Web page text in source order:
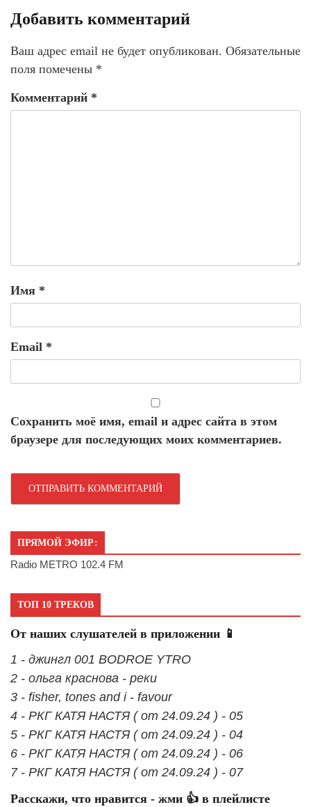
Добавить комментарий
Ваш адрес email не будет опубликован. Обязательные
поля помечены *
Комментарий *
Имя *
Email *
Сохранить моё имя, email и адрес сайта в этом
браузере для последующих моих комментариев.
ПРЯМОЙ ЭФИР:
Radio METRO 102.4 FM
ТОП 10 ТРЕКОВ
От наших слушателей в приложении 📱
1 - джингл 001 BODROE YTRO
2 - ольга краснова - реки
3 - fisher, tones and i - favour
4 - РКГ КАТЯ НАСТЯ ( от 24.09.24 ) - 05
5 - РКГ КАТЯ НАСТЯ ( от 24.09.24 ) - 04
6 - РКГ КАТЯ НАСТЯ ( от 24.09.24 ) - 06
7 - РКГ КАТЯ НАСТЯ ( от 24.09.24 ) - 07
Расскажи, что нравится - жми 👍 в плейлисте